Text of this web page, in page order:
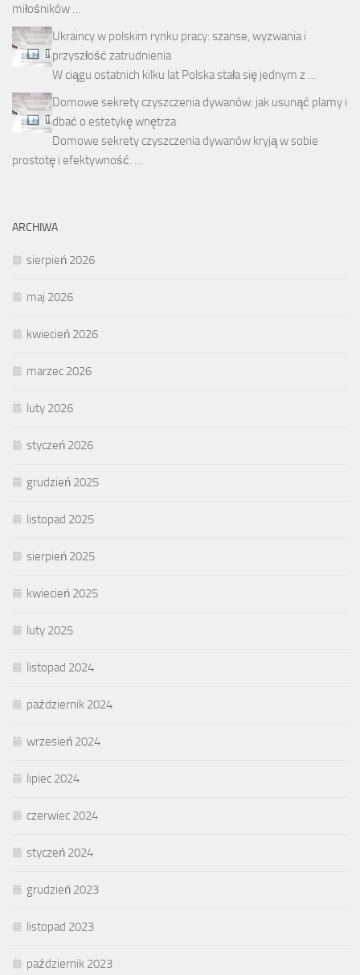
miłośników …
Ukraincy w polskim rynku pracy: szanse, wyzwania i
przyszłość zatrudnienia
W ciągu ostatnich kilku lat Polska stała się jednym z …
Domowe sekrety czyszczenia dywanów: jak usunąć plamy i
dbać o estetykę wnętrza
Domowe sekrety czyszczenia dywanów kryją w sobie
prostotę i efektywność. …
ARCHIWA
sierpień 2026
maj 2026
kwiecień 2026
marzec 2026
luty 2026
styczeń 2026
grudzień 2025
listopad 2025
sierpień 2025
kwiecień 2025
luty 2025
listopad 2024
październik 2024
wrzesień 2024
lipiec 2024
czerwiec 2024
styczeń 2024
grudzień 2023
listopad 2023
październik 2023